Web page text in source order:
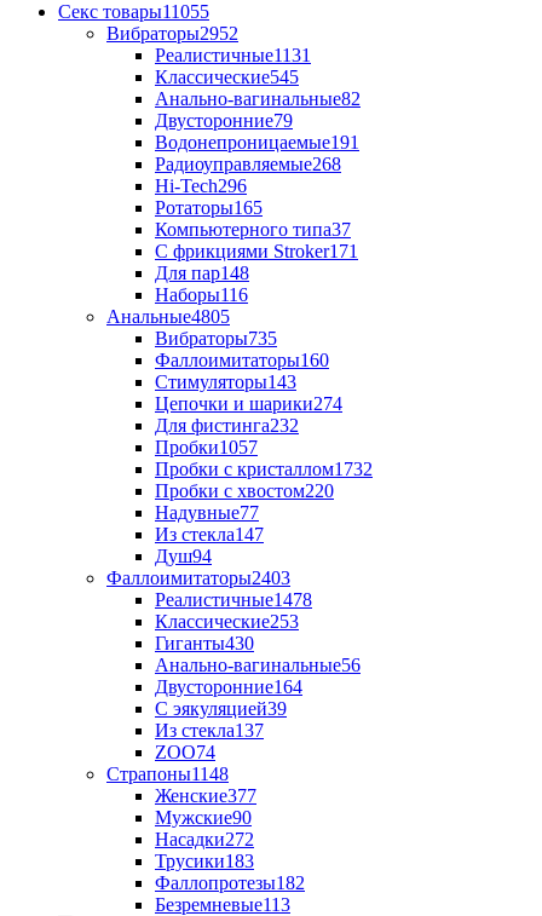
Секс товары11055
Вибраторы2952
Реалистичные1131
Классические545
Анально-вагинальные82
Двусторонние79
Водонепроницаемые191
Радиоуправляемые268
Hi-Tech296
Ротаторы165
Компьютерного типа37
С фрикциями Stroker171
Для пар148
Наборы116
Анальные4805
Вибраторы735
Фаллоимитаторы160
Стимуляторы143
Цепочки и шарики274
Для фистинга232
Пробки1057
Пробки с кристаллом1732
Пробки с хвостом220
Надувные77
Из стекла147
Душ94
Фаллоимитаторы2403
Реалистичные1478
Классические253
Гиганты430
Анально-вагинальные56
Двусторонние164
С эякуляцией39
Из стекла137
ZOO74
Страпоны1148
Женские377
Мужские90
Насадки272
Трусики183
Фаллопротезы182
Безремневые113